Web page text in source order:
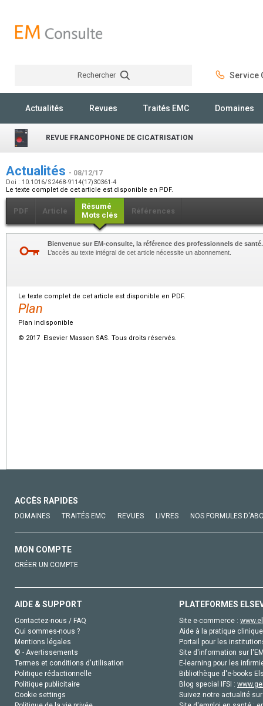
Rechercher Service
Actualités Revues Traités EMC Domaines
REVUE FRANCOPHONE DE CICATRISATION
Actualités - 08/12/17
Doi : 10.1016/S2468-9114(17)30361-4
Le texte complet de cet article est disponible en PDF.
PDF Article
Résumé
Mots clés
Références
Bienvenue sur EM-consulte, la référence des professionnels de santé.
L’accès au texte intégral de cet article nécessite un abonnement.
Le texte complet de cet article est disponible en PDF.
Plan
Plan indisponible
© 2017 Elsevier Masson SAS. Tous droits réservés.
ACCÈS RAPIDES
DOMAINES TRAITÉS EMC REVUES LIVRES NOS FORMULES
MON COMPTE
CRÉER UN COMPTE
AIDE & SUPPORT
Contactez-nous / FAQ
Qui sommes-nous ?
Mentions légales
© - Avertissements
Termes et conditions d'utilisation
Politique rédactionnelle
Politique publicitaire
Cookie settings
PLATEFORMES
Site e-commerce :
Aide à la pratique
Portail pour les
Site d'information sur
E-learning pour les
Bibliothèque d'e-books
Blog special IFSI :
Suivez notre actualité